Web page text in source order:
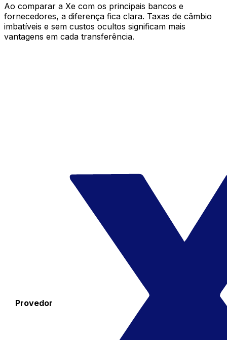
Ao comparar a Xe com os principais bancos e
fornecedores, a diferença fica clara. Taxas de câmbio
imbatíveis e sem custos ocultos significam mais
vantagens em cada transferência.
Provedor